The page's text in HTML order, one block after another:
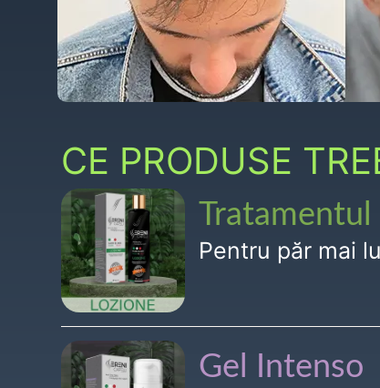
CE PRODUSE
Tratamentul
Pentru păr mai
Gel Intenso